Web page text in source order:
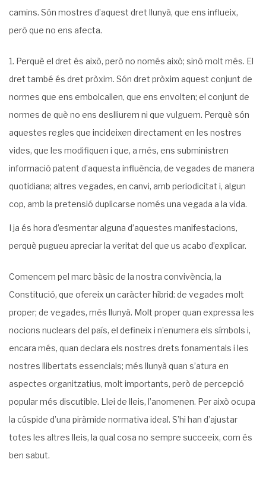
camins. Són mostres d’aquest dret llunyà, que ens influeix,
però que no ens afecta.
Perquè el dret és això, però no només això; sinó molt més. El
dret també és dret pròxim. Són dret pròxim aquest conjunt de
normes que ens embolcallen, que ens envol­ten; el conjunt de
normes de què no ens deslliurem ni que vulguem. Perquè són
aquestes regles que incideixen directament en les nostres
vides, que les modifiquen i que, a més, ens subministren
informació patent d’aquesta influència, de vegades de manera
quoti­diana; altres vegades, en canvi, amb periodicitat i, algun
cop, amb la pretensió duplicar­se només una vegada a la vida.
I ja és hora d’esmentar alguna d’aquestes manifestacions,
perquè pugueu apreciar la veritat del que us acabo d’explicar.
Comencem pel marc bàsic de la nostra convivència, la
Constitució, que ofereix un caràcter híbrid: de vegades molt
proper; de vegades, més llunyà. Molt proper quan ex­pressa les
nocions nuclears del país, el defineix i n’enumera els símbols i,
encara més, quan declara els nostres drets fonamentals i les
nostres llibertats essencials; més llunyà quan s’atura en
aspectes organitzatius, molt importants, però de percepció
popular més discutible. Llei de lleis, l’anomenen. Per això ocupa
la cúspide d’una piràmide normativa ideal. S’hi han d’ajustar
totes les altres lleis, la qual cosa no sempre succeeix, com és
ben sabut.